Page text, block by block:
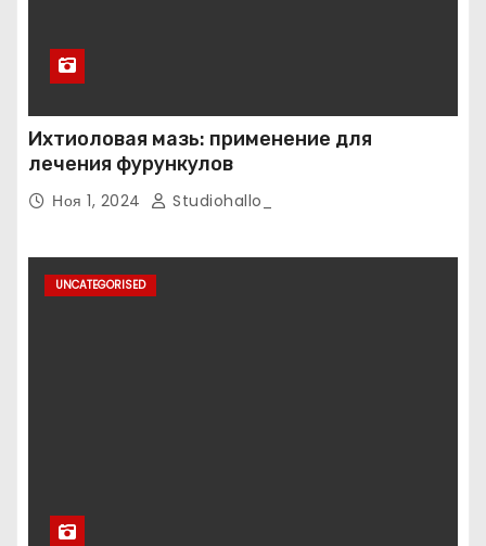
Ихтиоловая мазь: применение для
лечения фурункулов
Ноя 1, 2024 Studiohallo_
UNCATEGORISED